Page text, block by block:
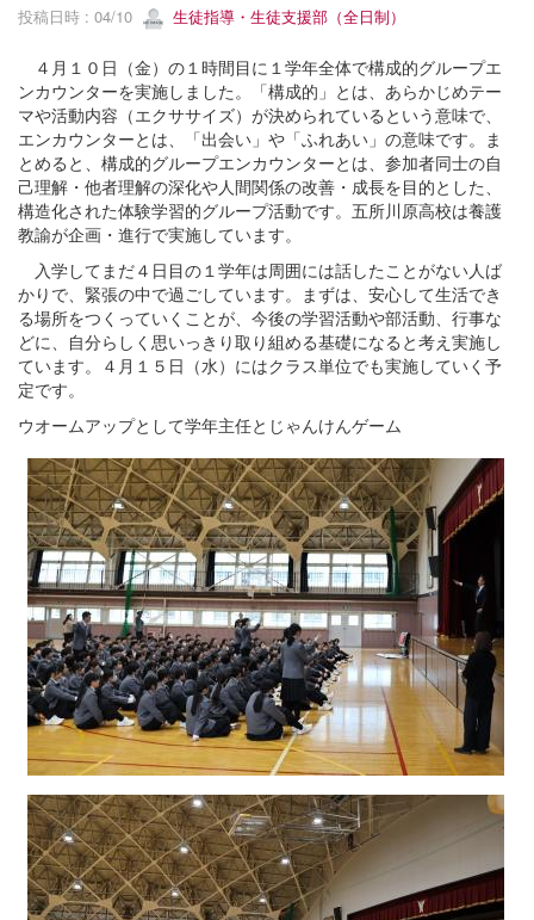
投稿日時 : 04/10 生徒指導・生徒支援部（全日制）
４月１０日（金）の１時間目に１学年全体で構成的グループエ
ンカウンターを実施しました。「構成的」とは、あらかじめテー
マや活動内容（エクササイズ）が決められているという意味で、
エンカウンターとは、「出会い」や「ふれあい」の意味です。ま
とめると、構成的グループエンカウンターとは、参加者同士の自
己理解・他者理解の深化や人間関係の改善・成長を目的とした、
構造化された体験学習的グループ活動です。五所川原高校は養護
教諭が企画・進行で実施しています。
入学してまだ４日目の１学年は周囲には話したことがない人ば
かりで、緊張の中で過ごしています。まずは、安心して生活でき
る場所をつくっていくことが、今後の学習活動や部活動、行事な
どに、自分らしく思いっきり取り組める基礎になると考え実施し
ています。４月１５日（水）にはクラス単位でも実施していく予
定です。
ウオームアップとして学年主任とじゃんけんゲーム